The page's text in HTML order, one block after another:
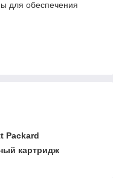
для обеспечения
Packard
картридж